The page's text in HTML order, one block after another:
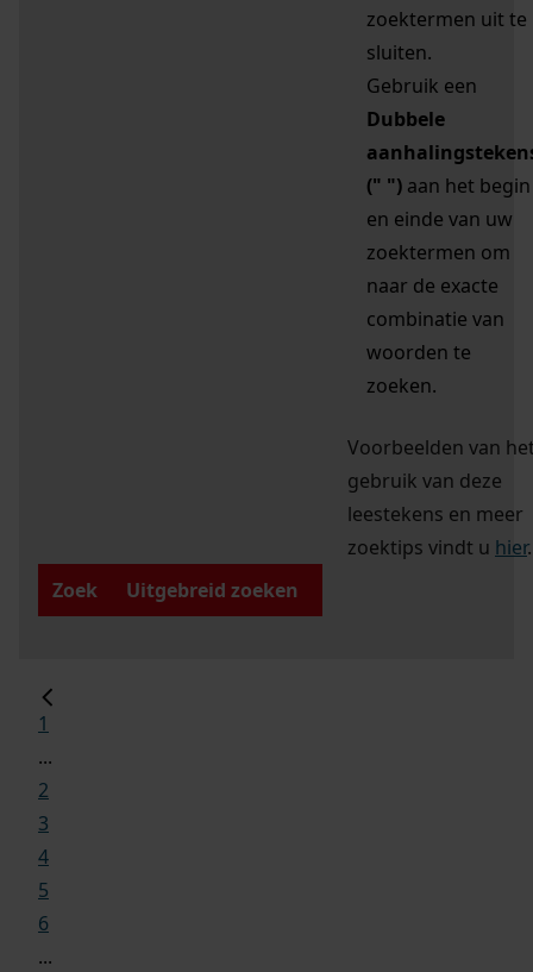
zoektermen uit te
sluiten.
Gebruik een
Dubbele
(" ") aan het begin
en einde van uw
zoektermen om
naar de exacte
combinatie van
woorden te
zoeken.
Voorbeelden van
gebruik van deze
leestekens en meer
zoektips vindt u hier.
Zoek
Uitgebreid zoeken
1
...
2
3
4
5
6
...